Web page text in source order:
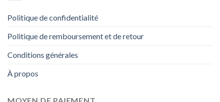
Politique de confidentialité
Politique de remboursement et de retour
Conditions générales
À propos
MOYEN DE PAIEMENT